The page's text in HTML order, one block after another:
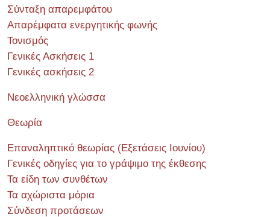
Σύνταξη απαρεμφάτου
Απαρέμφατα ενεργητικής φωνής
Τονισμός
Γενικές Ασκήσεις 1
Γενικές ασκήσεις 2
Νεοελληνική γλώσσα
Θεωρία
Επαναληπτικό θεωρίας (Εξετάσεις Ιουνίου)
Γενικές οδηγίες για το γράψιμο της έκθεσης
Τα είδη των συνθέτων
Τα αχώριστα μόρια
Σύνδεση προτάσεων